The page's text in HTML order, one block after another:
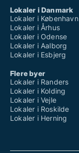
Lokaler i Danmark
Lokaler i København
Lokaler i Århus
Lokaler i Odense
Lokaler i Aalborg
Lokaler i Esbjerg
Flere byer
Lokaler i Randers
Lokaler i Kolding
Lokaler i Vejle
Lokaler i Roskilde
Lokaler i Herning